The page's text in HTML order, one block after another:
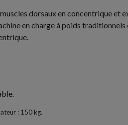
dorsaux en concentrique et
en charge à poids traditionnels
: 150 kg.